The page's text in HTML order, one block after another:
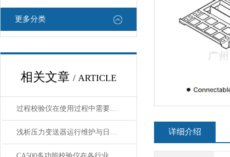
更多分类
相关文章 / ARTICLE
过程校验仪在使用过程中需要注意哪些安全问题
浅析压力变送器运行维护与日常保养 详细介绍